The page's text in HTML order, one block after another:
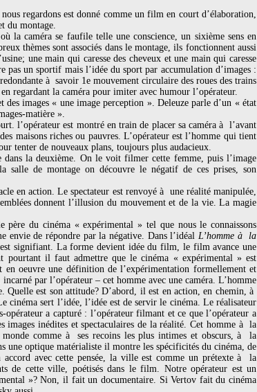
regardons est donné comme un film en court d’élaboration,
du montage.
la caméra se faufile telle une conscience, un sixième sens en
thèmes sont associés dans le montage, ils fonctionnent aussi
une main qui caresse des cheveux et une main qui caresse
un sportif mais l’idée du sport par accumulation d’images :
à savoir 1e mouvement circulaire des roues des trains
regardant la caméra pour imiter avec humour l’opérateur.
des images « une image perception ». Deleuze parle d’un « état
matière ».
l’opérateur est montré en train de placer sa caméra à l’avant
maisons riches ou pauvres. L’opérateur est l’homme qui tient
tenter de nouveaux plans, toujours plus audacieux.
dans la deuxième. On le voit filmer cette femme, puis l’image
de montage on découvre le négatif de ces prises, son
en action. Le spectateur est renvoyé à une réalité manipulée,
donnent l’illusion du mouvement et de la vie. La magie
père du cinéma « expérimental » tel que nous le connaissons
envie de répondre par la négative. Dans l’idéal L’homme à la
signifiant. La forme devient idée du film, le film avance une
il faut admettre que le cinéma « expérimental » est
oeuvre une définition de l’expérimentation formellement et
par l’opérateur – cet homme avec une caméra. L’homme
est son attitude? D’abord, il est en action, en chemin, à
sert l’idée, l’idée est de servir le cinéma. Le réalisateur
a capturé : l’opérateur filmant et ce que l’opérateur a
images inédites et spectaculaires de la réalité. Cet homme à la
comme à ses recoins les plus intimes et obscurs, à la
optique matérialiste il montre les spécificités du cinéma, de
avec cette pensée, la ville est comme un prétexte à la
de cette ville, poétisés dans le film. Notre opérateur est un
»? Non, il fait un documentaire. Si Vertov fait du cinéma